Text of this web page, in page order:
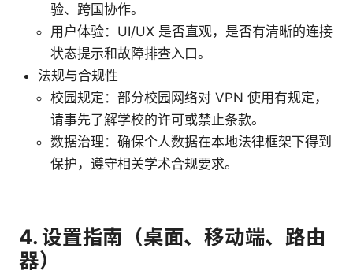
验、跨国协作。
用户体验：UI/UX 是否直观，是否有清晰的连接
状态提示和故障排查入口。
法规与合规性
校园规定：部分校园网络对 VPN 使用有规定，
请事先了解学校的许可或禁止条款。
数据治理：确保个人数据在本地法律框架下得到
保护，遵守相关学术合规要求。
4. 设置指南（桌面、移动端、路由
器）